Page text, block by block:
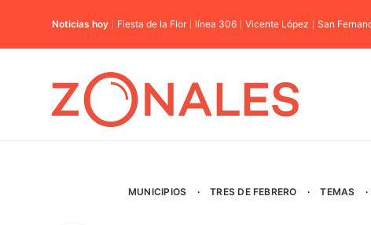
Noticias hoy Fiesta de la Flor línea 306 Vicente López San
MUNICIPIOS · TRES DE FEBRERO · TEMAS ·